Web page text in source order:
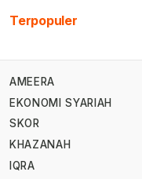
Terpopuler
AMEERA
EKONOMI SYARIAH
SKOR
KHAZANAH
IQRA